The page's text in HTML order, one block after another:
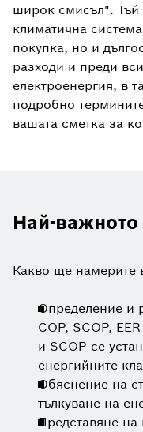
широк смисъл". Тъй
климатична
покупка, но и
разходи и преди
електроенергия, в
подробно
вашата сметка за
Най-важното
Какво ще намерите
Определение и
COP, SCOP,
и SCOP се
енергийните
Обяснение на
тълкуване на
Представяне на